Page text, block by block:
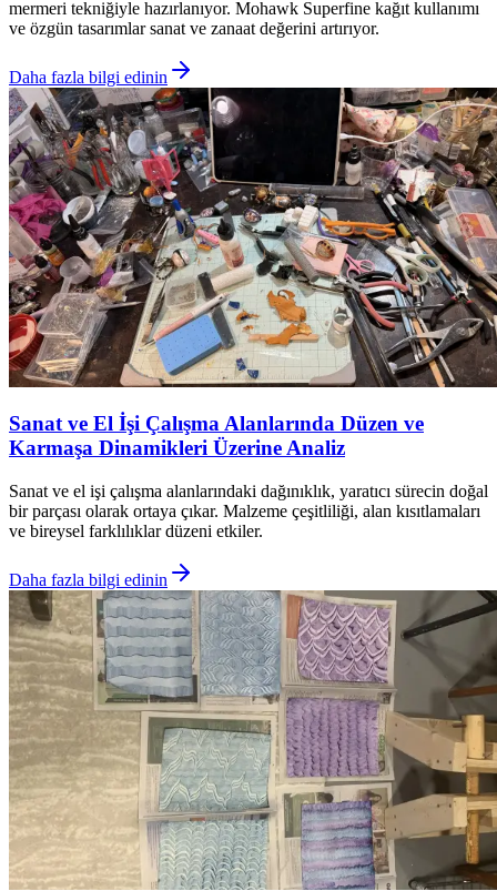
mermeri tekniğiyle hazırlanıyor. Mohawk Superfine kağıt kullanımı
ve özgün tasarımlar sanat ve zanaat değerini artırıyor.
Daha fazla bilgi edinin
Sanat ve El İşi Çalışma Alanlarında Düzen ve
Karmaşa Dinamikleri Üzerine Analiz
Sanat ve el işi çalışma alanlarındaki dağınıklık, yaratıcı sürecin doğal
bir parçası olarak ortaya çıkar. Malzeme çeşitliliği, alan kısıtlamaları
ve bireysel farklılıklar düzeni etkiler.
Daha fazla bilgi edinin